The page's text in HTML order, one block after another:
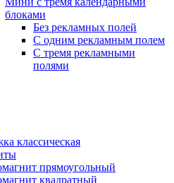
блоками
Без рекламных полей
С одним рекламным полем
С тремя рекламными
полями
классическая
прямоугольный
квадратный